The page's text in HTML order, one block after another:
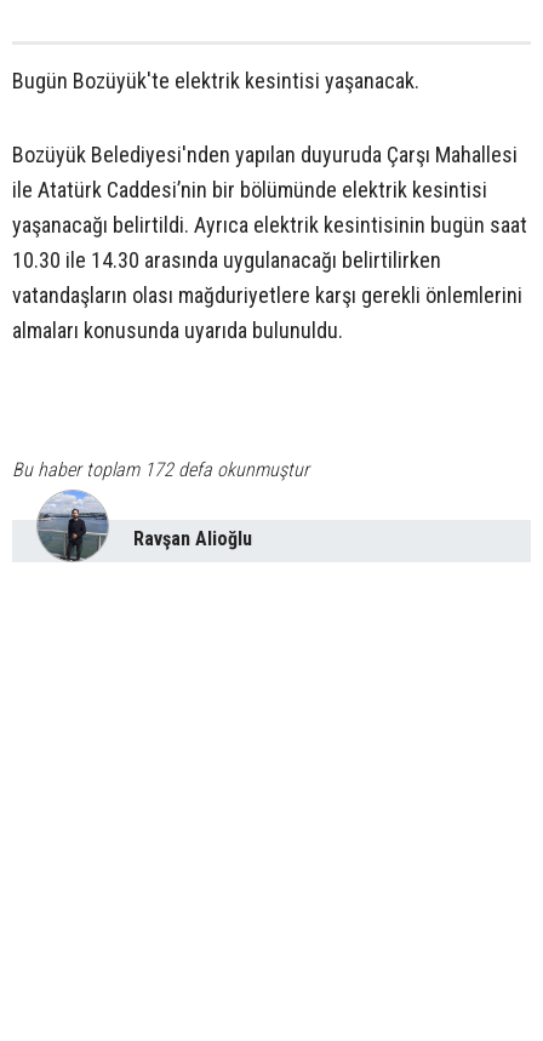
Bugün Bozüyük'te elektrik kesintisi yaşanacak.
Bozüyük Belediyesi'nden yapılan duyuruda Çarşı Mahallesi
ile Atatürk Caddesi’nin bir bölümünde elektrik kesintisi
yaşanacağı belirtildi. Ayrıca elektrik kesintisinin bugün saat
10.30 ile 14.30 arasında uygulanacağı belirtilirken
vatandaşların olası mağduriyetlere karşı gerekli önlemlerini
almaları konusunda uyarıda bulunuldu.
Bu haber toplam 172 defa okunmuştur
Ravşan Alioğlu